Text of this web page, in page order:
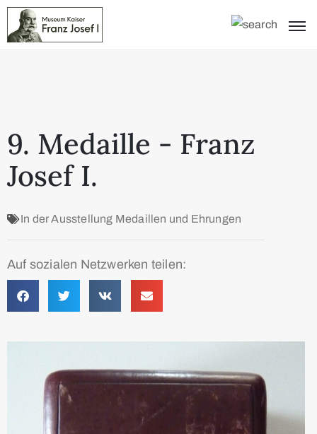
9. Medaille - Franz
Josef I.
In der Ausstellung Medaillen und Ehrungen
Auf sozialen Netzwerken teilen: